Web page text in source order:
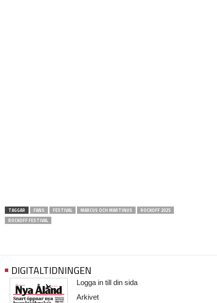
TAGGAR FANS FESTIVAL MARCUS OCH MARTINUS
ROCKOFF 2025
ROCKOFF FESTIVAL
DIGITALTIDNINGEN
Logga in till din sida
Arkivet